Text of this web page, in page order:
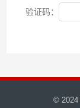
验证码：
© 2024